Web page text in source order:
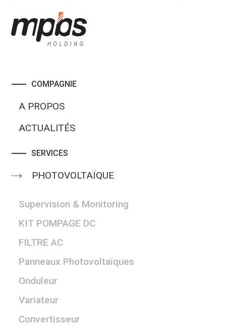
COMPAGNIE
A PROPOS
ACTUALITÉS
SERVICES
PHOTOVOLTAÏQUE
Supervision & Monitoring
KIT POMPAGE DC
FILTRE AC
Panneaux Photovoltaïques
Onduleur
Variateur
Convertisseur